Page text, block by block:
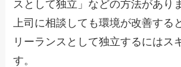
スとして独立」などの方法があり
上司に相談しても環境が改善する
リーランスとして独立するにはス
す。